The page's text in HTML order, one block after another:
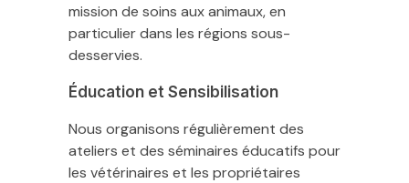
mission de soins aux animaux, en
particulier dans les régions sous-
desservies.
Éducation et Sensibilisation
Nous organisons régulièrement des
ateliers et des séminaires éducatifs pour
les vétérinaires et les propriétaires